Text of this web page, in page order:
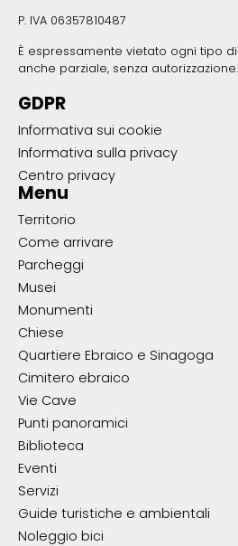
P. IVA 06357810487
È espressamente vietato ogni tipo
anche parziale, senza autorizzazione.
GDPR
Informativa sui cookie
Informativa sulla privacy
Centro privacy
Menu
Territorio
Come arrivare
Parcheggi
Musei
Monumenti
Chiese
Quartiere Ebraico e Sinagoga
Cimitero ebraico
Vie Cave
Punti panoramici
Biblioteca
Eventi
Servizi
Guide turistiche e ambientali
Noleggio bici